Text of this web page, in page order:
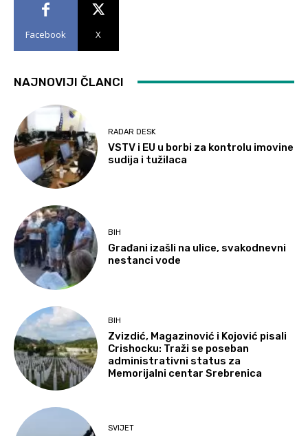
Facebook X
NAJNOVIJI ČLANCI
RADAR DESK
VSTV i EU u borbi za kontrolu imovine
sudija i tužilaca
BIH
Građani izašli na ulice, svakodnevni
nestanci vode
BIH
Zvizdić, Magazinović i Kojović pisali
Crishocku: Traži se poseban
administrativni status za
Memorijalni centar Srebrenica
SVIJET